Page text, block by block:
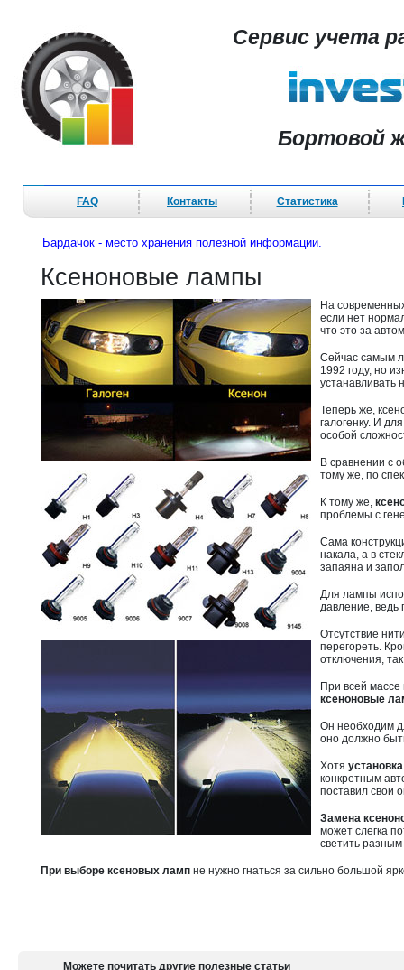
Сервис учета
Бортовой
FAQ Контакты Статистика
Бардачок - место хранения полезной информации.
Ксеноновые лампы
На
если нет
что это за
Сейчас самым
1992 году, но
устанавливать
Теперь же,
галогенку. И
особой
В сравнении с
тому же, по
К тому же,
проблемы с
Сама
накала, а в
запаяна и
Для лампы
давление, ведь
Отсутствие
перегореть.
отключения,
При всей
ксеноновые
Он необходим
оно должно
Хотя
конкретным
поставил свои
Замена
может слегка
светить
При выборе ксеновых ламп не нужно гнаться за сильно большой
Можете почитать другие полезные статьи